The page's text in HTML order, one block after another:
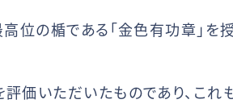
位の楯である「金色有功章」を
価いただいたものであり、これ